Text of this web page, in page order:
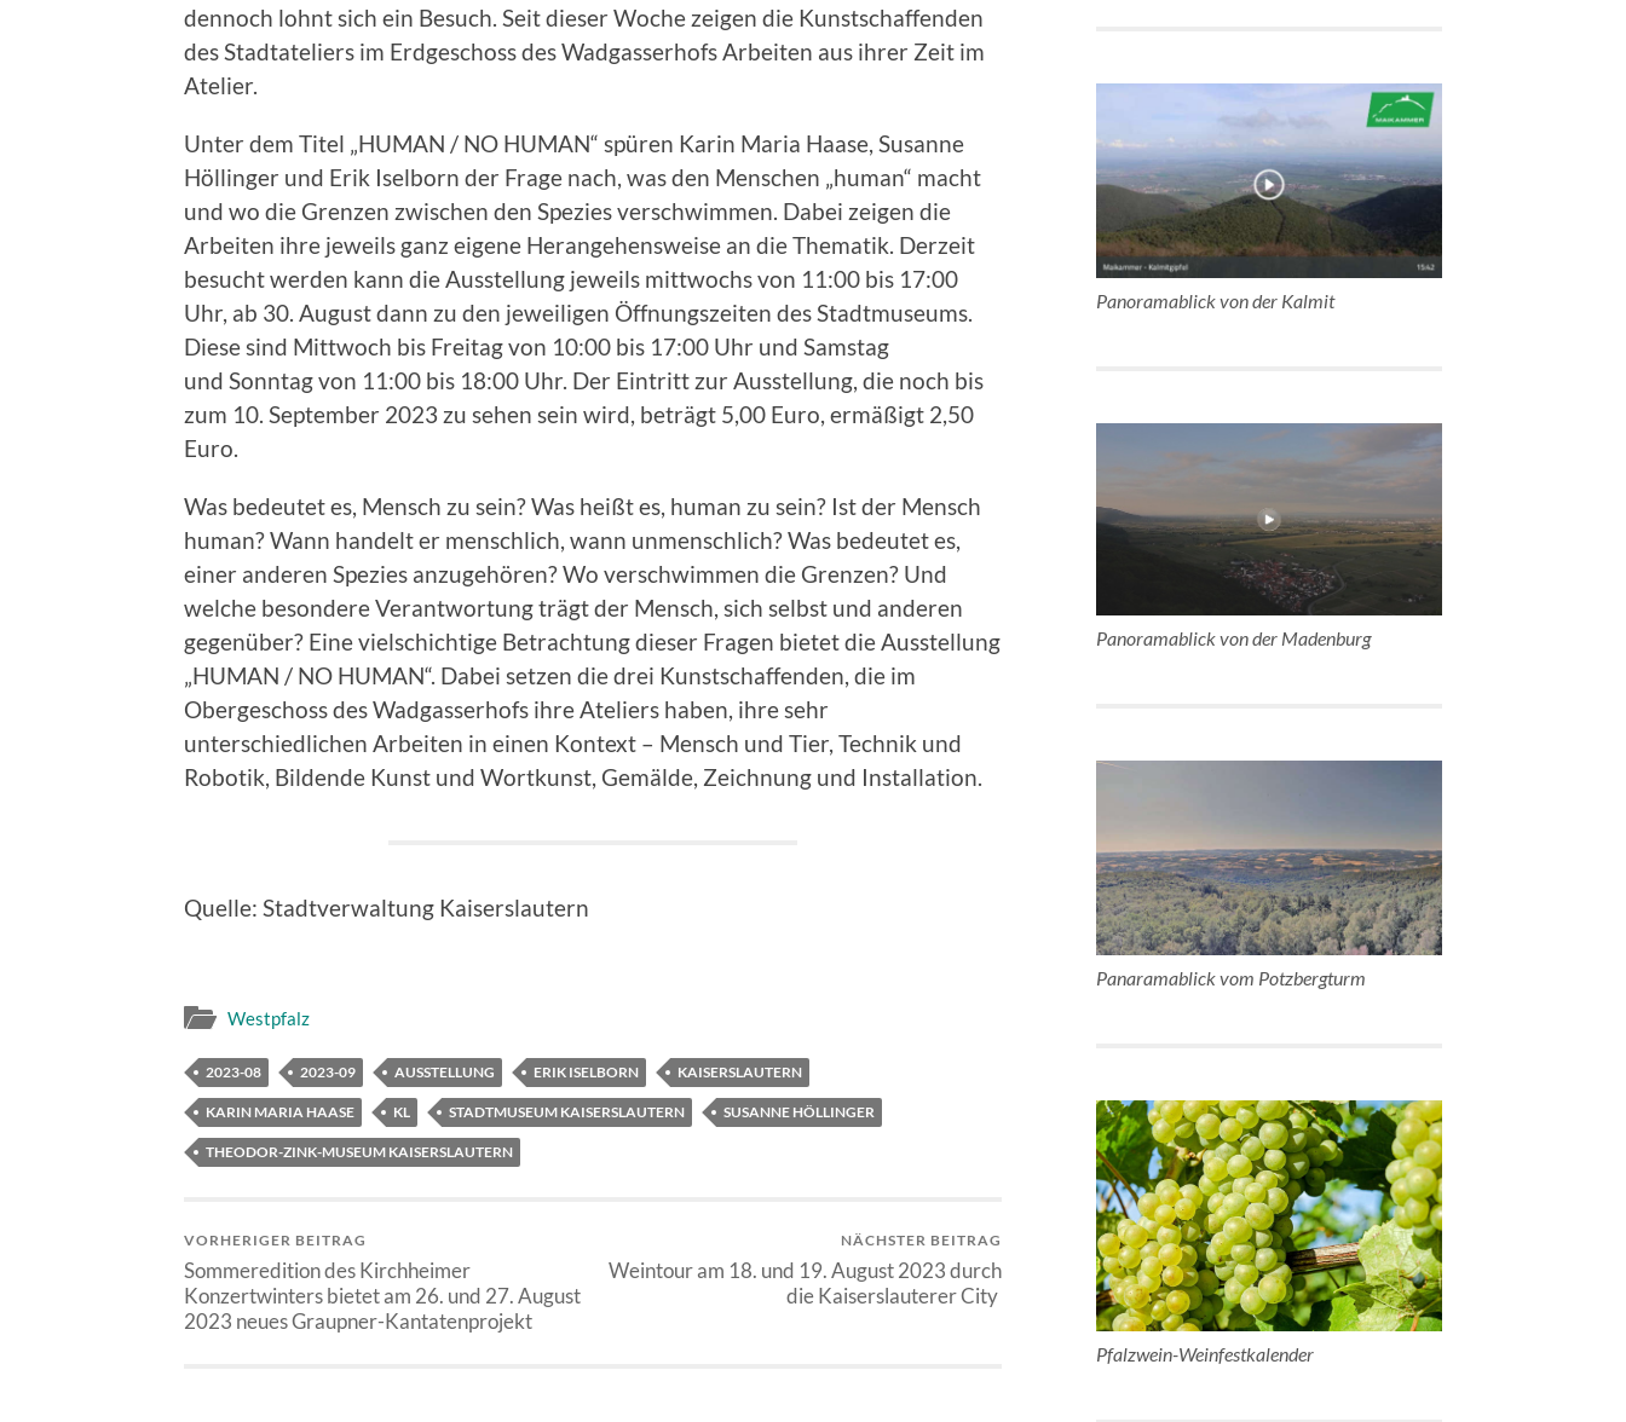
dennoch lohnt sich ein Besuch. Seit dieser Woche zeigen die Kunstschaffenden
des Stadtateliers im Erdgeschoss des Wadgasserhofs Arbeiten aus ihrer Zeit im
Atelier.
Unter dem Titel „HUMAN / NO HUMAN“ spüren Karin Maria Haase, Susanne
Höllinger und Erik Iselborn der Frage nach, was den Menschen „human“ macht
und wo die Grenzen zwischen den Spezies verschwimmen. Dabei zeigen die
Arbeiten ihre jeweils ganz eigene Herangehensweise an die Thematik. Derzeit
besucht werden kann die Ausstellung jeweils mittwochs von 11:00 bis 17:00
Uhr, ab 30. August dann zu den jeweiligen Öffnungszeiten des Stadtmuseums.
Diese sind Mittwoch bis Freitag von 10:00 bis 17:00 Uhr und Samstag
und Sonntag von 11:00 bis 18:00 Uhr. Der Eintritt zur Ausstellung, die noch bis
zum 10. September 2023 zu sehen sein wird, beträgt 5,00 Euro, ermäßigt 2,50
Euro.
Was bedeutet es, Mensch zu sein? Was heißt es, human zu sein? Ist der Mensch
human? Wann handelt er menschlich, wann unmenschlich? Was bedeutet es,
einer anderen Spezies anzugehören? Wo verschwimmen die Grenzen? Und
welche besondere Verantwortung trägt der Mensch, sich selbst und anderen
gegenüber? Eine vielschichtige Betrachtung dieser Fragen bietet die Ausstellung
„HUMAN / NO HUMAN“. Dabei setzen die drei Kunstschaffenden, die im
Obergeschoss des Wadgasserhofs ihre Ateliers haben, ihre sehr
unterschiedlichen Arbeiten in einen Kontext – Mensch und Tier, Technik und
Robotik, Bildende Kunst und Wortkunst, Gemälde, Zeichnung und Installation.
Quelle: Stadtverwaltung Kaiserslautern
Westpfalz
2023-08 2023-09 AUSSTELLUNG ERIK ISELBORN KAISERSLAUTERN
KARIN MARIA HAASE KL STADTMUSEUM KAISERSLAUTERN SUSANNE HÖLLINGER
THEODOR-ZINK-MUSEUM KAISERSLAUTERN
VORHERIGER BEITRAG
Sommeredition des Kirchheimer
Konzertwinters bietet am 26. und 27. August
2023 neues Graupner-Kantatenprojekt
NÄCHSTER BEITRAG
Weintour am 18. und 19. August 2023 durch
die Kaiserslauterer City
Panoramablick von der Kalmit
Panoramablick von der Madenburg
Panaramablick vom Potzbergturm
Pfalzwein-Weinfestkalender